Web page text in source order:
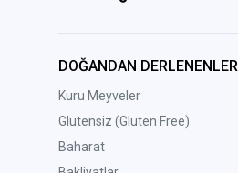
DOĞANDAN DERLENENLER
Kuru Meyveler
Glutensiz (Gluten Free)
Baharat